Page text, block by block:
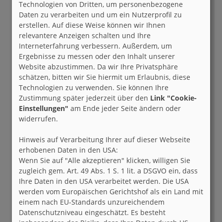
Fragen ohne Antwort sind zum
Wiederaufleben bestimmt besonders unter
Schwierigkeiten, während unserer harten
Zeiten kommt gern alles zusammen und
das Leben steht in Flammen. Ängste sind
sehr unterschiedlich und in keinem Falle
niedlich: ein Erstklässler sagte mir einst:
„Ich hab vor gar nix Angst!“ „Wie du
meinst“, gab ich zurück, „keine Angst? Das
ist verrückt denn es steckt ein Sinn in ihr,
ohne sie wären wir nicht hier wir
Horror-Clowns sag ich Nein, unterm Bett
könnten Monster sein und manchmal ist
mein Dad gemein.“ Diese Furcht aus
Kindertagen kann auch jetzt noch an uns
nagen denn Angst ist irrational, das
beschert am meisten Qual die Welt ist
potenziell gefährlich, da spricht sie zu dir
ganz ehrlich nur wenn sie pathologisch
Technologien von Dritten, um personenbezogene
Daten zu verarbeiten und um ein Nutzerprofil zu
erstellen. Auf diese Weise können wir Ihnen
relevantere Anzeigen schalten und Ihre
Interneterfahrung verbessern. Außerdem, um
Ergebnisse zu messen oder den Inhalt unserer
Website abzustimmen. Da wir Ihre Privatsphäre
schätzen, bitten wir Sie hiermit um Erlaubnis, diese
Technologien zu verwenden. Sie können Ihre
Zustimmung später jederzeit über den Link "Cookie-
Einstellungen" am Ende jeder Seite ändern oder
widerrufen.
Hinweis auf Verarbeitung Ihrer auf dieser Webseite
erhobenen Daten in den USA:
Wenn Sie auf "Alle akzeptieren" klicken, willigen Sie
zugleich gem. Art. 49 Abs. 1 S. 1 lit. a DSGVO ein, dass
Ihre Daten in den USA verarbeitet werden. Die USA
werden vom Europäischen Gerichtshof als ein Land mit
einem nach EU-Standards unzureichendem
Datenschutzniveau eingeschätzt. Es besteht